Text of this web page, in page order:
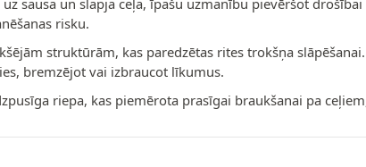
sausa un slapja ceļa, īpašu uzmanību pievēršot
risku.
struktūrām, kas paredzētas rites trokšņa
bremzējot vai izbraucot līkumus.
riepa, kas piemērota prasīgai braukšanai pa